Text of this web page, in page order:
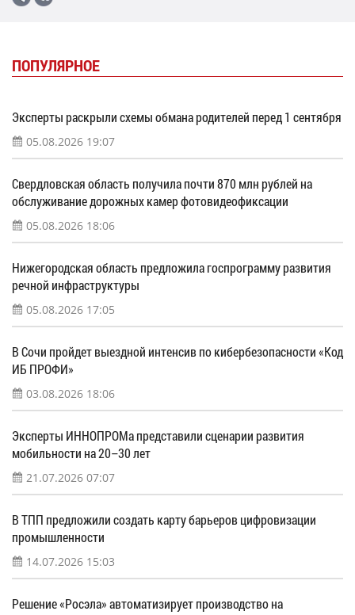
ПОПУЛЯРНОЕ
Эксперты раскрыли схемы обмана родителей перед 1 сентября
05.08.2026 19:07
Свердловская область получила почти 870 млн рублей на
обслуживание дорожных камер фотовидеофиксации
05.08.2026 18:06
Нижегородская область предложила госпрограмму развития
речной инфраструктуры
05.08.2026 17:05
В Сочи пройдет выездной интенсив по кибербезопасности «Код
ИБ ПРОФИ»
03.08.2026 18:06
Эксперты ИННОПРОМа представили сценарии развития
мобильности на 20–30 лет
21.07.2026 07:07
В ТПП предложили создать карту барьеров цифровизации
промышленности
14.07.2026 15:03
Решение «Росэла» автоматизирует производство на